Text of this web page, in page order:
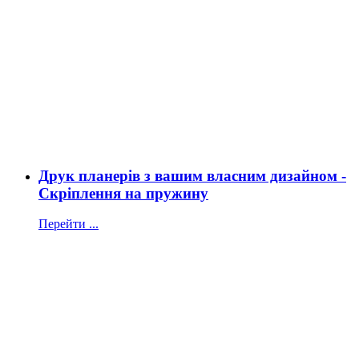
Друк планерів з вашим власним дизайном -
Скріплення на пружину
Перейти ...